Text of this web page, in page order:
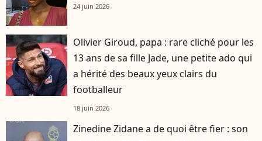
24 juin 2026
Olivier Giroud, papa : rare cliché pour les
13 ans de sa fille Jade, une petite ado qui
a hérité des beaux yeux clairs du
footballeur
18 juin 2026
Zinedine Zidane a de quoi être fier : son